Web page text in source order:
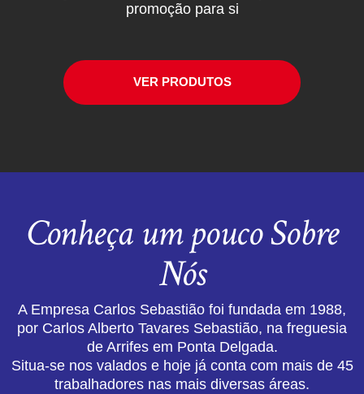
promoção para si
VER PRODUTOS
Conheça um pouco Sobre
Nós
A Empresa Carlos Sebastião foi fundada em 1988,
por Carlos Alberto Tavares Sebastião, na freguesia
de Arrifes em Ponta Delgada.
Situa-se nos valados e hoje já conta com mais de 45
trabalhadores nas mais diversas áreas.